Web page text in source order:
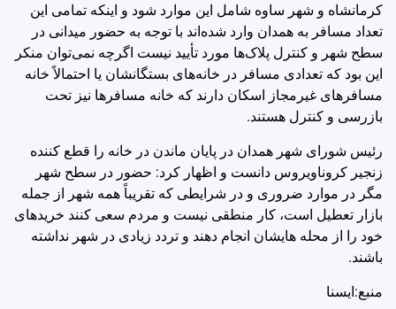
کرمانشاه و شهر ساوه شامل این موارد شود و اینکه تمامی این
تعداد مسافر به همدان وارد شده‌اند با توجه به حضور میدانی در
سطح شهر و ‌کنترل پلاک‌ها مورد تأیید نیست اگرچه نمی‌توان منکر
این بود که تعدادی مسافر در خانه‌های بستگانشان یا احتمالاً خانه
مسافرهای غیرمجاز اسکان دارند که خانه مسافرها نیز تحت
بازرسی و ‌کنترل هستند.
رئیس شورای شهر همدان در پایان ماندن در خانه را قطع کننده
زنجیر کروناویروس دانست و اظهار کرد: حضور در سطح شهر
مگر در موارد ضروری و در شرایطی که تقریباً همه شهر از جمله
بازار تعطیل است، کار منطقی نیست و مردم سعی کنند خریدهای
خود را از محله هایشان انجام دهند و تردد زیادی در شهر نداشته
باشند.
منبع:ایسنا